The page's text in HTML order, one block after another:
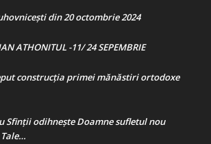
din 20 octombrie 2024
ATHONITUL -11/ 24 SEPEMBRIE
construcţia primei mănăstiri ortodoxe
Sfinții odihnește Doamne sufletul nou